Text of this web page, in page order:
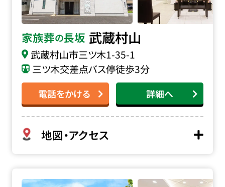
家族葬の長坂 武蔵村山
武蔵村山市三ツ木1-35-1
三ツ木交差点バス停徒歩3分
電話をかける 詳細へ
地図・アクセス